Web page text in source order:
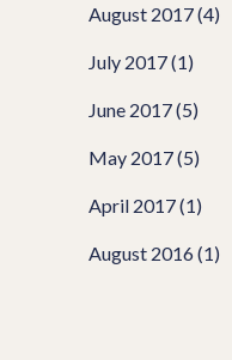
August 2017(4)
July 2017(1)
June 2017(5)
May 2017(5)
April 2017(1)
August 2016(1)